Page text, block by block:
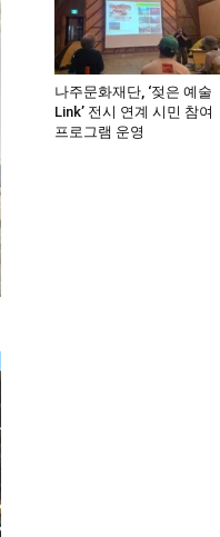
나주문화재단, ‘젖은 예술
Link’ 전시 연계 시민 참여
프로그램 운영